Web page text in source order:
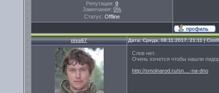
Репутация: 0
Замечания: 0%
Статус: Offline
niva67 Дата: Среда, 08.11.2017, 21:11 |
Слов нет.
Очень хочется чтобы нашли
http://smolnarod.ru/sn....-na-dno